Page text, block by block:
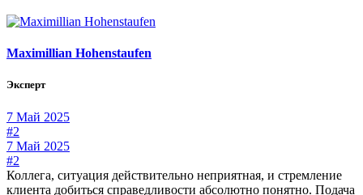
Maximillian Hohenstaufen
Эксперт
7 Май 2025
#2
7 Май 2025
#2
Коллега, ситуация действительно неприятная, и стремление
клиента добиться справедливости абсолютно понятно. Подача